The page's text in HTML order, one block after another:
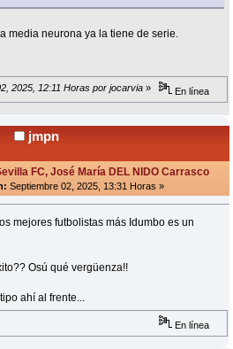
media neurona ya la tiene de serie.
2025, 12:11 Horas por jocarvia » En línea
jmpn
FC, José María DEL NIDO Carrasco
Septiembre 02, 2025, 13:31 Horas »
mejores futbolistas más Idumbo es un
Osú qué vergüenza!!
ahí al frente...
En línea